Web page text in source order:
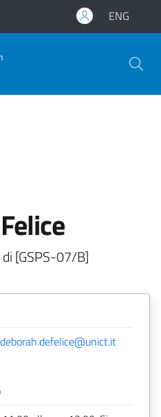
ENG
[GSPS-07/B]
deborah.defelice@unict.it